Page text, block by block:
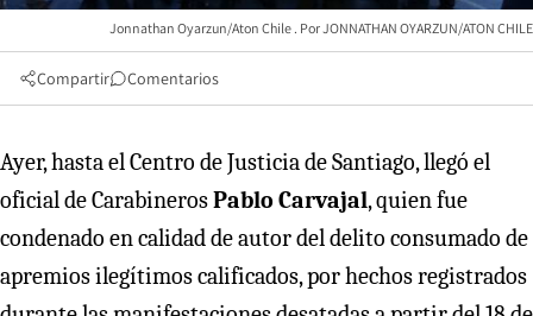
Jonnathan Oyarzun/Aton Chile JONNATHAN OYARZUN/ATON CHILE
Compartir Comentarios
Ayer, hasta el Centro de Justicia de Santiago, llegó el
oficial de CarabinerosPablo Carvajal, quien fue
condenado en calidad de autor del delito consumado de
apremios ilegítimos calificados, por hechos registrados